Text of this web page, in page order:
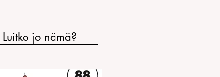
Luitko jo nämä?